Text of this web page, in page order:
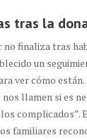
tras la
finaliza tras
un
ver cómo están.
llamen si es
complicados”.
familiares